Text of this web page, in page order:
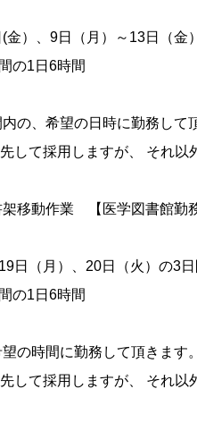
）、9日（月）～13日（金
の1日6時間
、希望の日時に勤務して
て採用しますが、 それ以外
移動作業 【医学図書館勤務
日（月）、20日（火）の3日
の1日6時間
時間に勤務して頂きます。
て採用しますが、 それ以外